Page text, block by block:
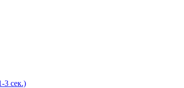
3 сек.)